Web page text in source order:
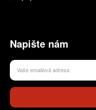
Napište nám